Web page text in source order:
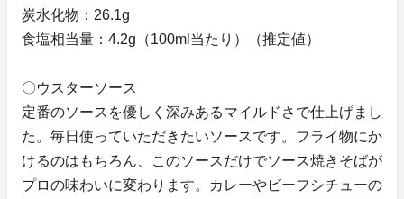
炭水化物：26.1g
食塩相当量：4.2g（100ml当たり）（推定値）
〇ウスターソース
定番のソースを優しく深みあるマイルドさで仕上げまし
た。毎日使っていただきたいソースです。フライ物にか
けるのはもちろん、このソースだけでソース焼きそばが
プロの味わいに変わります。カレーやビーフシチューの